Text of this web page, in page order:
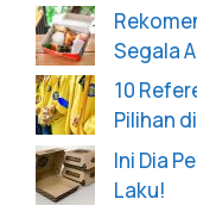
Segala
10
Pilihan
Ini Dia
Laku!